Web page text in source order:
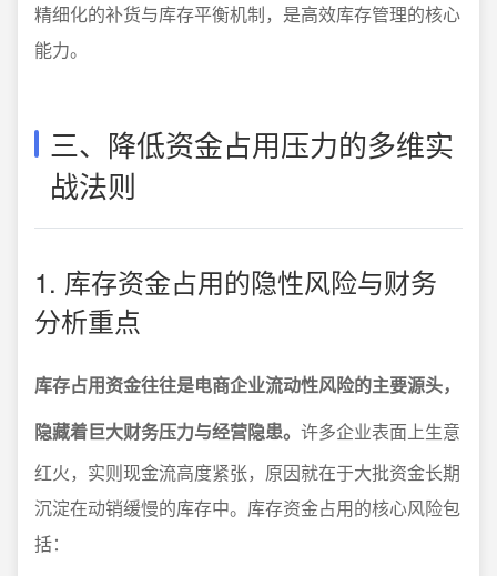
精细化的补货与库存平衡机制，是高效库存管理的核心
能力。
三、降低资金占用压力的多维实
战法则
1. 库存资金占用的隐性风险与财务
分析重点
库存占用资金往往是电商企业流动性风险的主要源头，
隐藏着巨大财务压力与经营隐患。 许多企业表面上生意
红火，实则现金流高度紧张，原因就在于大批资金长期
沉淀在动销缓慢的库存中。库存资金占用的核心风险包
括：